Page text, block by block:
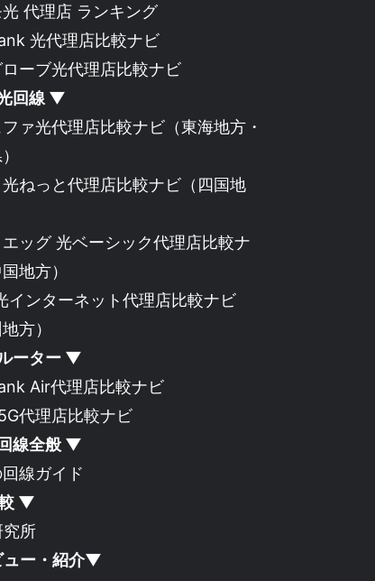
光 代理店 ランキング
光代理店比較ナビ
ローブ光代理店比較ナビ
回線 ▼
ファ光代理店比較ナビ （東海地方・
光ねっと代理店比較ナビ （四国地
エッグ 光ベーシック代理店比較ナ
国地方）
インターネット代理店比較ナビ
方）
ーター ▼
Air代理店比較ナビ
代理店比較ナビ
線全般 ▼
線ガイド
▼
所
ー・紹介▼